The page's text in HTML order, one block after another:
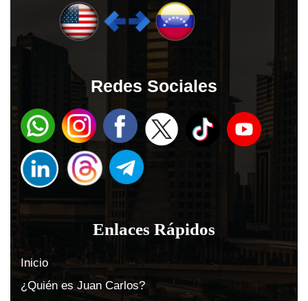
Redes Sociales
Enlaces Rápidos
Inicio
¿Quién es Juan Carlos?